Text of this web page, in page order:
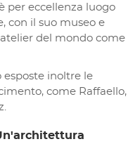
per eccellenza luogo
con il suo museo e
del mondo come
esposte inoltre le
come Raffaello,